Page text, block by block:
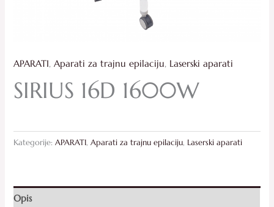
APARATI,Aparati za trajnu epilaciju, Laserski aparati
SIRIUS 16D 1600W
Kategorije:APARATI,Aparati za trajnu epilaciju, Laserski aparati
Opis